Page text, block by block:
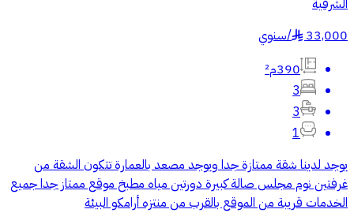
33,000
§
/سنوي
390م²
3
3
1
‏يوجد لدينا شقة ممتازة جدا ويوجد مصعد بالعمارة تتكون الشقة من
غرفتين نوم مجلس صالة كبيرة دورتين مياه مطبخ موقع ممتاز جدا جميع
الخدمات قريبة من الموقع بالقرب من منتزه أرامكو البيئة